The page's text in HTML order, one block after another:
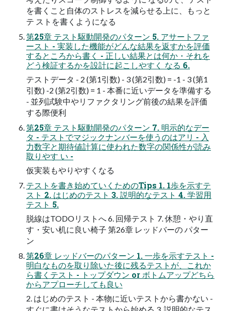
を書くこと自体のストレスを減らせる上に、もっと
テ ストを書くようになる
第25章 テスト駆動開発のパターン 5. アサートファ
ースト - 実装した機能がどんな結果を返すかを評価
するところから書く - 正しい結果とは何か・それを
どう検証するかを設計に起こしやすく なる 6.
テストデータ - 2 (第1引数) - 3 (第2引数) = -1 - 3 (第1
引数) -2 (第2引数) = 1 - 本番に近いデータを準備する
- 並列試験中やリファクタリング前後の結果を評価
する際便利
第25章 テスト駆動開発のパターン 7. 明示的なデー
タ - テストでマジックナンバーを使うのはアリ - 入
力数字と期待値計算に使われた数字の関係性が読み
取りやす い -
仮実装もやりやすくなる
テストを書き始めていくためのTips 1. 1歩を示すテ
スト 2. はじめのテスト 3. 説明的なテスト 4. 学習用
テスト 5.
脱線はTODOリストへ 6. 回帰テスト 7. 休憩・やり直
す・安い机に良い椅子 第26章 レッドバーの パター
ン
第26章 レッドバーのパターン 1. 一歩を示すテスト -
明白なものを取り除いた後に残るテストが、これか
ら書くテスト - トップダウン or ボトムアップどちら
からアプローチしても良い
2. はじめのテスト - 本物に近いテストから書かない -